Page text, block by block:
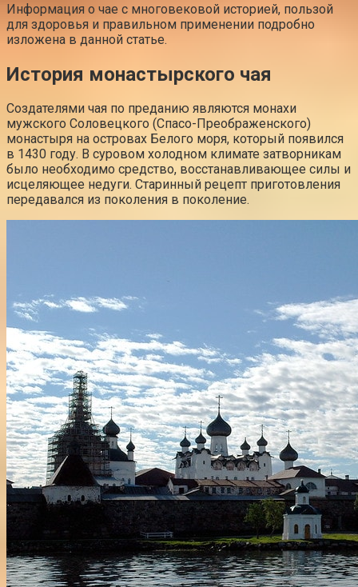
Информация о чае с многовековой историей, пользой
для здоровья и правильном применении подробно
изложена в данной статье.
История монастырского чая
Создателями чая по преданию являются монахи
мужского Соловецкого (Спасо-Преображенского)
монастыря на островах Белого моря, который появился
в 1430 году. В суровом холодном климате затворникам
было необходимо средство, восстанавливающее силы и
исцеляющее недуги. Старинный рецепт приготовления
передавался из поколения в поколение.